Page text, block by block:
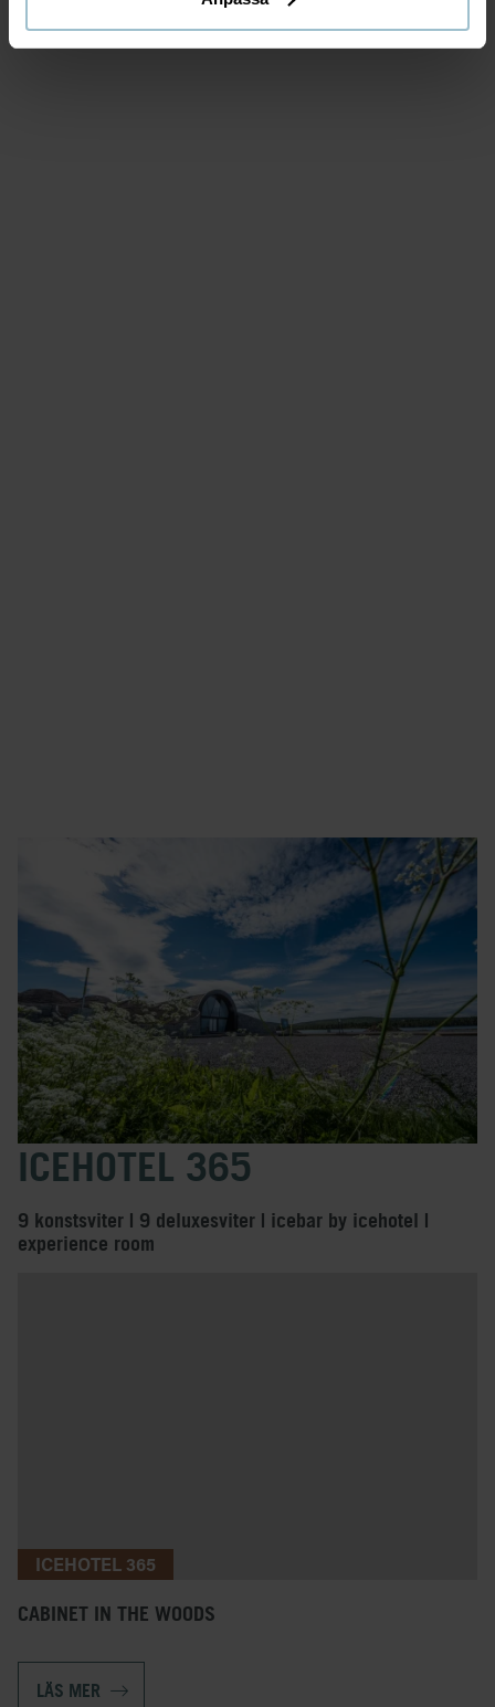
ICEHOTEL 365
9 konstsviter | 9 deluxesviter | icebar by icehotel |
experience room
ICEHOTEL 365
CABINET IN THE WOODS
LÄS MER